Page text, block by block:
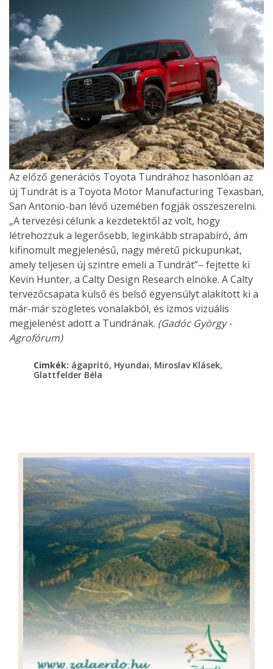
Az előző generációs Toyota Tundrához hasonlóan az
új Tundrát is a Toyota Motor Manufacturing Texasban,
San Antonio-ban lévő üzemében fogják összeszerelni.
„A tervezési célunk a kezdetektől az volt, hogy
létrehozzuk a legerősebb, leginkább strapabíró, ám
kifinomult megjelenésű, nagy méretű pickupunkat,
amely teljesen új szintre emeli a Tundrát”– fejtette ki
Kevin Hunter, a Calty Design Research elnöke. A Calty
tervezőcsapata külső és belső egyensúlyt alakított ki a
már-már szögletes vonalakból, és izmos vizuális
megjelenést adott a Tundrának. (Gadóc György -
Agrofórum)
Cimkék: ágaprító, Hyundai, Miroslav Klásek,
Glattfelder Béla